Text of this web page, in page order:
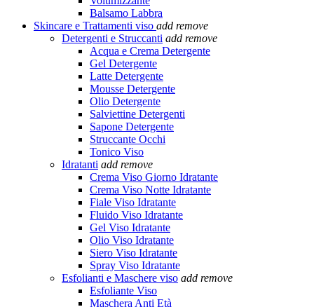
Balsamo Labbra
Skincare e Trattamenti viso add remove
Detergenti e Struccanti add remove
Acqua e Crema Detergente
Gel Detergente
Latte Detergente
Mousse Detergente
Olio Detergente
Salviettine Detergenti
Sapone Detergente
Struccante Occhi
Tonico Viso
Idratanti add remove
Crema Viso Giorno Idratante
Crema Viso Notte Idratante
Fiale Viso Idratante
Fluido Viso Idratante
Gel Viso Idratante
Olio Viso Idratante
Siero Viso Idratante
Spray Viso Idratante
Esfolianti e Maschere viso add remove
Esfoliante Viso
Maschera Anti Età